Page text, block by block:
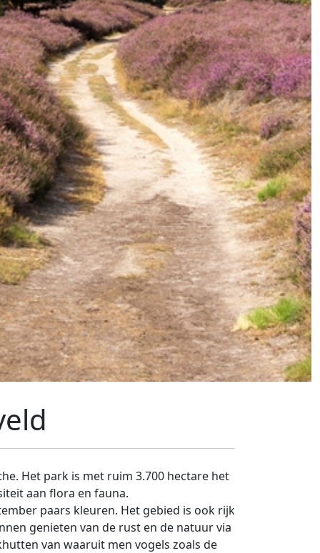
Het park is met ruim 3.700 hectare het
aan flora en fauna.
paars kleuren. Het gebied is ook rijk
genieten van de rust en de natuur via
van waaruit men vogels zoals de